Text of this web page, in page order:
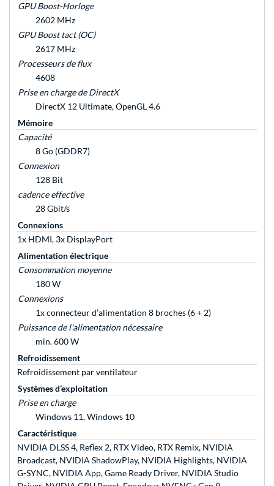
GPU Boost-Horloge
2602 MHz
GPU Boost tact (OC)
2617 MHz
Processeurs de flux
4608
Prise en charge de DirectX
DirectX 12 Ultimate, OpenGL 4.6
Mémoire
Capacité
8 Go (GDDR7)
Connexion
128 Bit
cadence effective
28 Gbit/s
Connexions
1x HDMI, 3x DisplayPort
Alimentation électrique
Consommation moyenne
180 W
Connexions
1x connecteur d’alimentation 8 broches (6 + 2)
Puissance de l'alimentation nécessaire
min. 600 W
Refroidissement
Refroidissement par ventilateur
Systèmes d’exploitation
Prise en charge
Windows 11, Windows 10
Caractéristique
NVIDIA DLSS 4, Reflex 2, RTX Video, RTX Remix, NVIDIA
Broadcast, NVIDIA ShadowPlay, NVIDIA Highlights, NVIDIA
G-SYNC, NVIDIA App, Game Ready Driver, NVIDIA Studio